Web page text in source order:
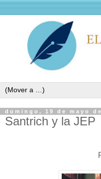
domingo, 19 de mayo
Santrich y la JEP